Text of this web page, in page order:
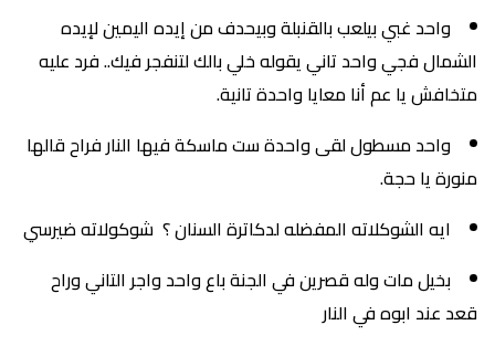
واحد غبي بيلعب بالقنبلة وبيحدف من إيده اليمين لإيده
الشمال فجي واحد تاني يقوله خلي بالك لتنفجر فيك.. فرد عليه
متخافش يا عم أنا معايا واحدة تانية.
واحد مسطول لقى واحدة ست ماسكة فيها النار فراح قالها
منورة يا حجة.
ايه الشوكلاته المفضله لدكاترة السنان ؟ شوكولاته ضيرسي
بخيل مات وله قصرين في الجنة باع واحد واجر التاني وراح
قعد عند ابوه في النار